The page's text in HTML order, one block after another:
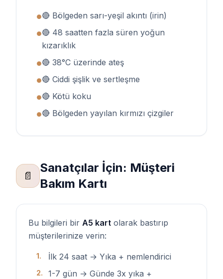
●🔴 Bölgeden sarı-yeşil akıntı (irin)
●🔴 48 saatten fazla süren yoğun
kızarıklık
●🔴 38°C üzerinde ateş
●🔴 Ciddi şişlik ve sertleşme
●🔴 Kötü koku
●🔴 Bölgeden yayılan kırmızı çizgiler
📄
Sanatçılar İçin: Müşteri
Bakım Kartı
Bu bilgileri bir A5 kart olarak bastırıp
müşterilerinize verin:
1. İlk 24 saat → Yıka + nemlendirici
2.
1-7 gün → Günde 3x yıka +